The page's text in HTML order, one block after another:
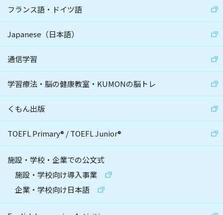
フランス語・ドイツ語
Japanese（日本語）
通信学習
学習療法・脳の健康教室・KUMONの脳トレ
くもん出版
TOEFL Primary® /TOEFL Junior®
施設・学校・企業での公文式
施設・学校向け導入事業
企業・学校向け日本語